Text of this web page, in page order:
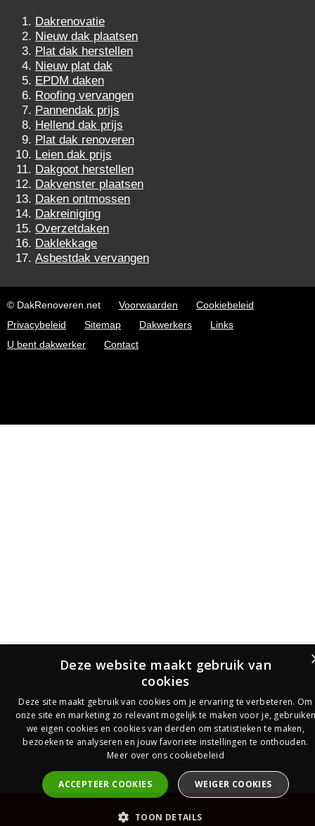
Dakrenovatie
Nieuw dak plaatsen
Plat dak herstellen
Nieuw plat dak
EPDM daken
Roofing vervangen
Pannendak prijs
Hellend dak prijs
Plat dak renoveren
Leien dak prijs
Dakgoot herstellen
Dakvenster plaatsen
Daken ontmossen
Dakreiniging
Overzetdaken
Daklekkage
Asbestdak vervangen
© DakRenoveren.net Voorwaarden
Cookiebeleid
Privacybeleid
Sitemap Dakwerkers
Links
U bent dakwerker
Contact
PrijsOfferte
Deze website maakt gebruik van
cookies
Deze site maakt gebruik van cookies om je ervaring te verbeteren. Om
onze site en marketing zo relevant mogelijk te maken voor je,
we eigen cookies en cookies van derden om statistieken te maken,
bezoeken te analyseren en jouw favoriete instellingen te onthouden.
Meer over ons cookiebeleid
ACCEPTEER COOKIES WEIGER COOKIES
TOON DETAILS